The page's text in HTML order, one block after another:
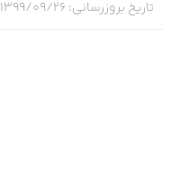
تاریخ بروزرسانی: ۱۳۹۹/۰۹/۲۶